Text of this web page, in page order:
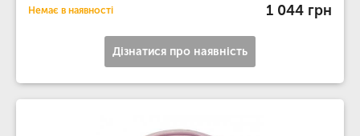
Немає в наявності 1 044 грн
Дізнатися про наявність